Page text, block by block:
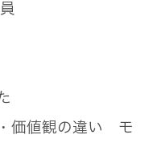
価値観の違い モ